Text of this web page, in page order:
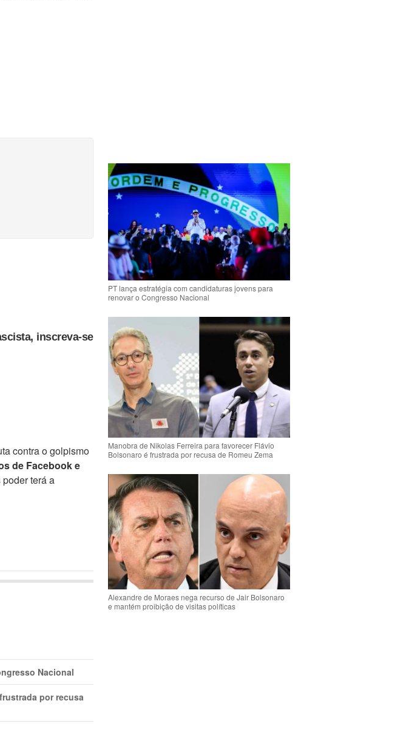
inscreva-se
contra o golpismo
de Facebook e
terá a
Nacional
por recusa
PT lança estratégia com candidaturas jovens para
renovar o Congresso Nacional
Manobra de Nikolas Ferreira para favorecer Flávio
Bolsonaro é frustrada por recusa de Romeu Zema
Alexandre de Moraes nega recurso de Jair Bolsonaro
e mantém proibição de visitas políticas